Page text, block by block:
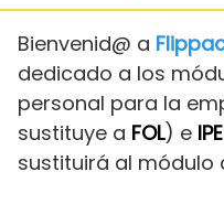
Bienvenid@ a
dedicado a los
personal para la
sustituye a FOL) e
sustituirá al módulo